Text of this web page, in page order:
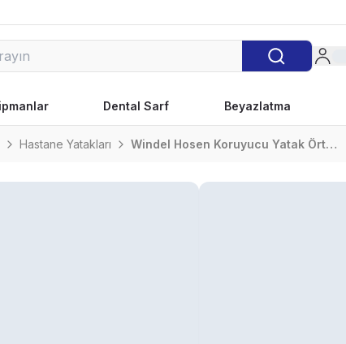
Dental Sarf Beyazlatma
Hastane Yatakları Windel Hosen Koruyucu Yatak Örtüsü 30'Lu